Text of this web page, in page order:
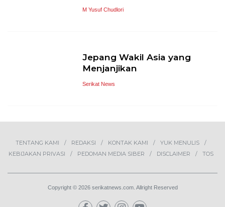
M Yusuf Chudlori
Jepang Wakil Asia yang
Menjanjikan
Serikat News
TENTANG KAMI REDAKSI KONTAK KAMI
YUK MENULIS
KEBIJAKAN PRIVASI
PEDOMAN MEDIA SIBER DISCLAIMER TOS
Copyright © 2026 serikatnews.com. Allright Reserved